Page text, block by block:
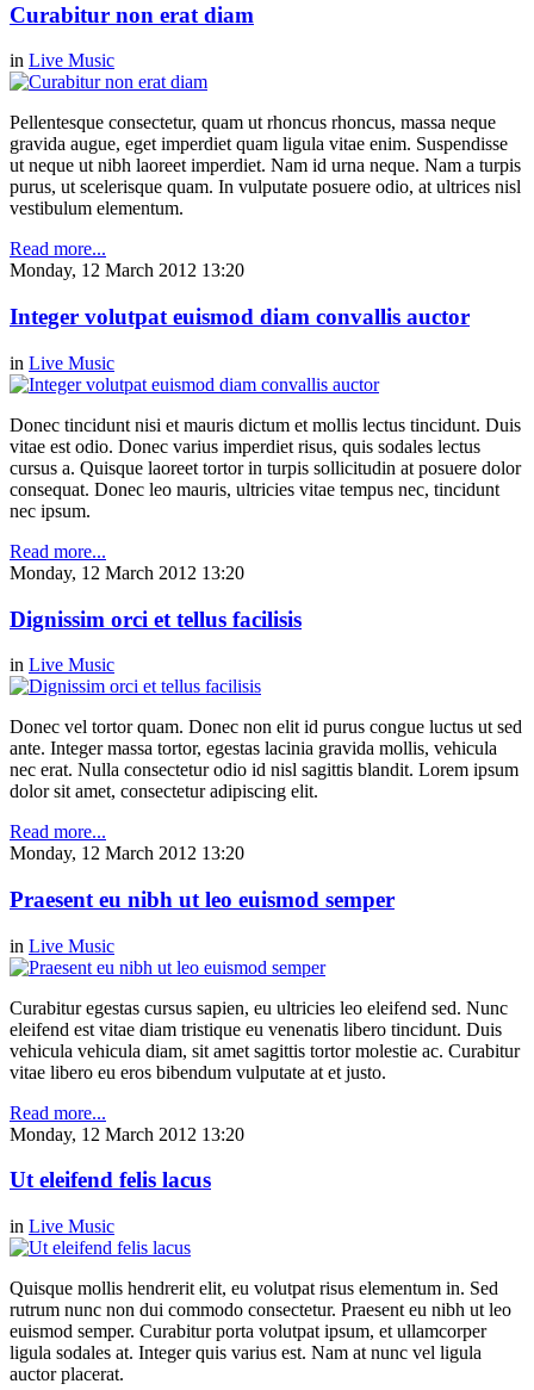
Curabitur non erat diam
in Live Music
Pellentesque consectetur, quam ut rhoncus rhoncus, massa neque
gravida augue, eget imperdiet quam ligula vitae enim. Suspendisse
ut neque ut nibh laoreet imperdiet. Nam id urna neque. Nam a turpis
purus, ut scelerisque quam. In vulputate posuere odio, at ultrices nisl
vestibulum elementum.
Read more...
Monday, 12 March 2012 13:20
Integer volutpat euismod diam convallis auctor
in Live Music
Donec tincidunt nisi et mauris dictum et mollis lectus tincidunt. Duis
vitae est odio. Donec varius imperdiet risus, quis sodales lectus
cursus a. Quisque laoreet tortor in turpis sollicitudin at posuere dolor
consequat. Donec leo mauris, ultricies vitae tempus nec, tincidunt
nec ipsum.
Read more...
Monday, 12 March 2012 13:20
Dignissim orci et tellus facilisis
in Live Music
Donec vel tortor quam. Donec non elit id purus congue luctus ut sed
ante. Integer massa tortor, egestas lacinia gravida mollis, vehicula
nec erat. Nulla consectetur odio id nisl sagittis blandit. Lorem ipsum
dolor sit amet, consectetur adipiscing elit.
Read more...
Monday, 12 March 2012 13:20
Praesent eu nibh ut leo euismod semper
in Live Music
Curabitur egestas cursus sapien, eu ultricies leo eleifend sed. Nunc
eleifend est vitae diam tristique eu venenatis libero tincidunt. Duis
vehicula vehicula diam, sit amet sagittis tortor molestie ac. Curabitur
vitae libero eu eros bibendum vulputate at et justo.
Read more...
Monday, 12 March 2012 13:20
Ut eleifend felis lacus
in Live Music
Quisque mollis hendrerit elit, eu volutpat risus elementum in. Sed
rutrum nunc non dui commodo consectetur. Praesent eu nibh ut leo
euismod semper. Curabitur porta volutpat ipsum, et ullamcorper
ligula sodales at. Integer quis varius est. Nam at nunc vel ligula
auctor placerat.